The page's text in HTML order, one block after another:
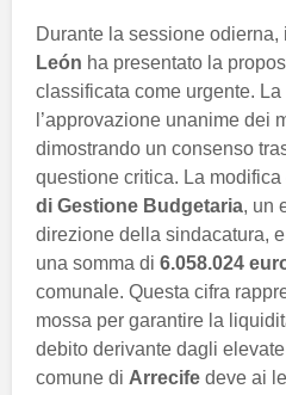
Durante la sessione odierna,
León ha presentato la
classificata come urgente.
l’approvazione unanime dei
dimostrando un consenso
questione critica. La modifica
di Gestione Budgetaria, un
direzione della sindacatura,
una somma di 6.058.024
comunale. Questa cifra
mossa per garantire la
debito derivante dagli elevate
comune di Arrecife deve ai